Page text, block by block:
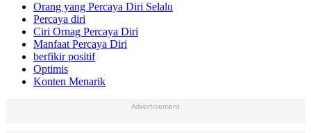
Orang yang Percaya Diri Selalu
Percaya diri
Ciri Ornag Percaya Diri
Manfaat Percaya Diri
berfikir positif
Optimis
Konten Menarik
Advertisement